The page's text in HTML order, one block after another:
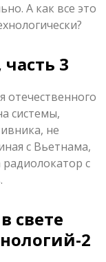
А как все это
3
отечественного
системы,
не
с Вьетнама,
радиолокатор с
свете
2